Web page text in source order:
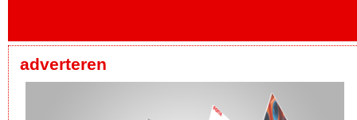
adverteren